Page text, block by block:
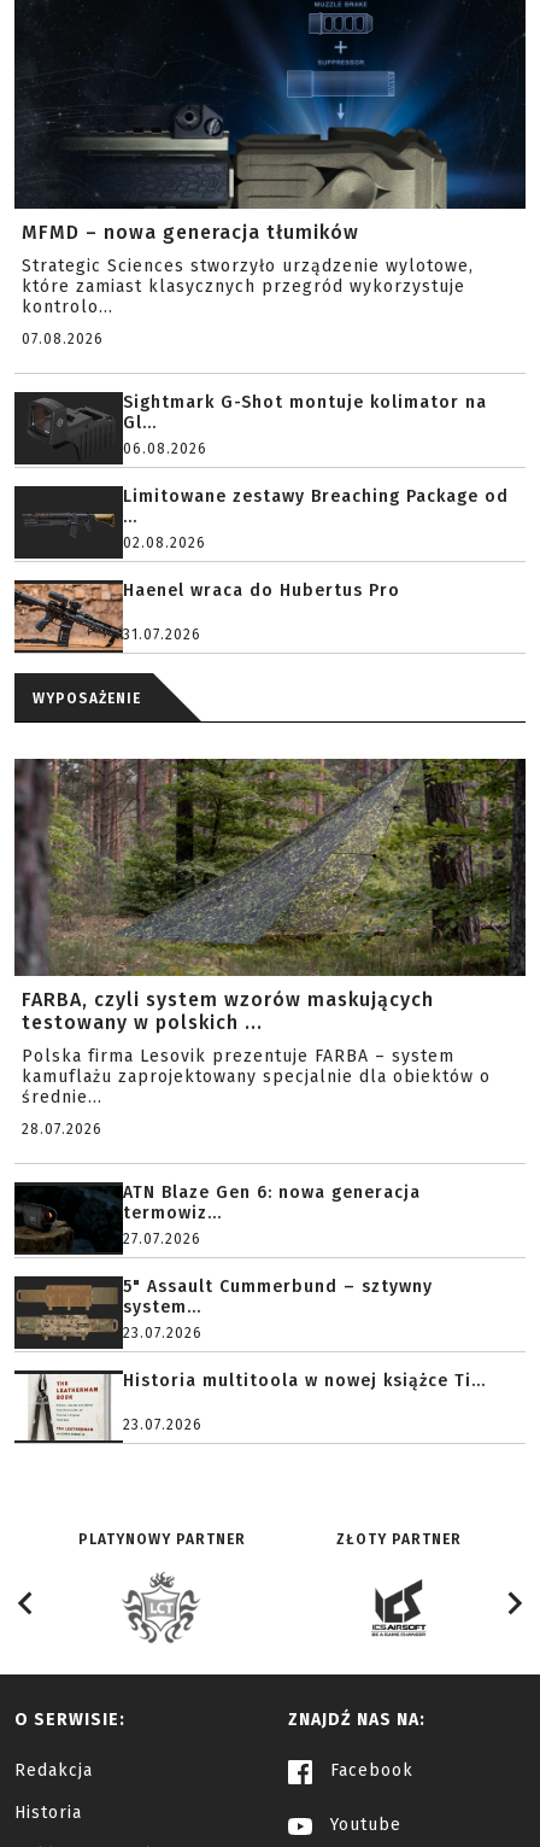
MFMD – nowa generacja tłumików
Strategic Sciences stworzyło urządzenie wylotowe,
które zamiast klasycznych przegród wykorzystuje
kontrolo...
07.08.2026
Sightmark G-Shot montuje kolimator na
Gl...
06.08.2026
Limitowane zestawy Breaching Package od
...
02.08.2026
Haenel wraca do Hubertus Pro
31.07.2026
WYPOSAŻENIE
FARBA, czyli system wzorów maskujących
testowany w polskich ...
Polska firma Lesovik prezentuje FARBA – system
kamuflażu zaprojektowany specjalnie dla obiektów o
średnie...
28.07.2026
ATN Blaze Gen 6: nowa generacja
termowiz...
27.07.2026
5" Assault Cummerbund – sztywny
system...
23.07.2026
Historia multitoola w nowej książce Ti...
23.07.2026
PLATYNOWY PARTNER ZŁOTY PARTNER
O SERWISIE:
Redakcja
Historia
ZNAJDŹ NAS NA:
Facebook
Youtube